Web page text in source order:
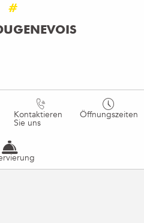
#
Kontaktieren
Sie uns
Öffnungszeiten